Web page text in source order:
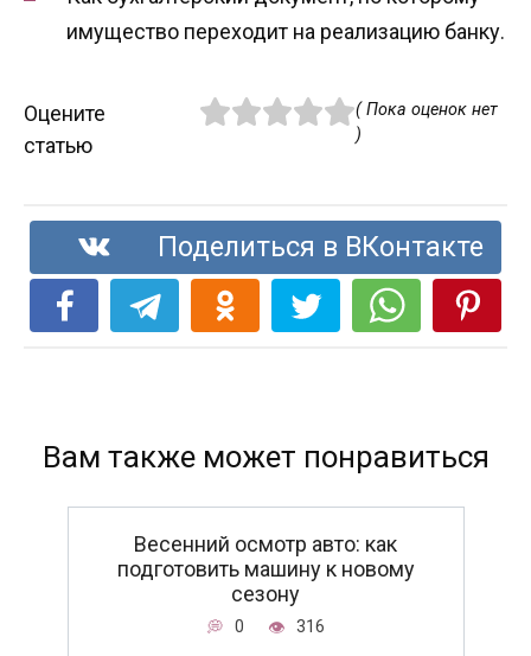
имущество переходит на реализацию банку.
Оцените
статью
( Пока оценок нет
)
Поделиться в ВКонтакте
Вам также может понравиться
Весенний осмотр авто: как
подготовить машину к новому
сезону
0 316